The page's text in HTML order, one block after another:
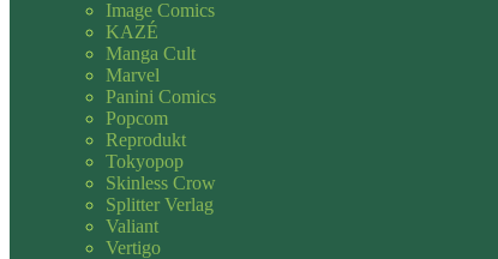
Image Comics
KAZÉ
Manga Cult
Marvel
Panini Comics
Popcom
Reprodukt
Tokyopop
Skinless Crow
Splitter Verlag
Valiant
Vertigo